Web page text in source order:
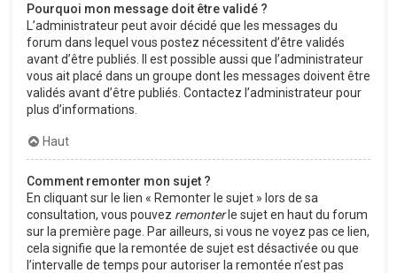
Pourquoi mon message doit être validé ?
L’administrateur peut avoir décidé que les messages du
forum dans lequel vous postez nécessitent d’être validés
avant d’être publiés. Il est possible aussi que l’administrateur
vous ait placé dans un groupe dont les messages doivent être
validés avant d’être publiés. Contactez l’administrateur pour
plus d’informations.
Haut
Comment remonter mon sujet ?
En cliquant sur le lien « Remonter le sujet » lors de sa
consultation, vous pouvez remonterle sujet en haut du forum
sur la première page. Par ailleurs, si vous ne voyez pas ce lien,
cela signifie que la remontée de sujet est désactivée ou que
l’intervalle de temps pour autoriser la remontée n’est pas